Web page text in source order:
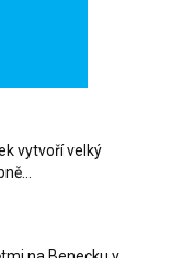
vytvoří velký